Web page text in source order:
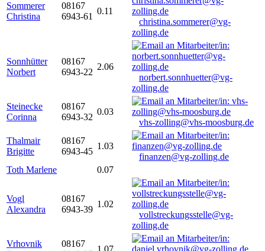
Sommerer
Christina
08167
6943-61
0.11
christina.sommerer@vg-
zolling.de
Sonnhütter
Norbert
08167
6943-22
2.06
norbert.sonnhuetter@vg-
zolling.de
Steinecke
Corinna
08167
6943-32
0.03
vhs-zolling@vhs-moosburg.de
Thalmair
Brigitte
08167
6943-45
1.03
finanzen@vg-zolling.de
Toth Marlene
0.07
Vogl
Alexandra
08167
6943-39
1.02
vollstreckungsstelle@vg-
zolling.de
Vrhovnik
08167